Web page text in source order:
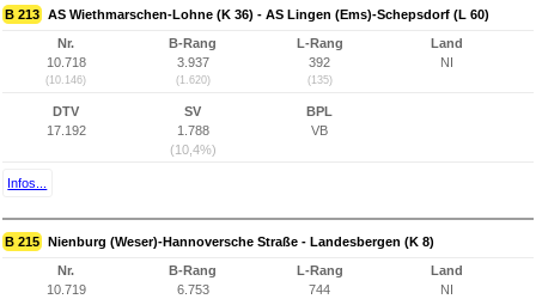
B 213 AS Wiethmarschen-Lohne (K 36) - AS Lingen (Ems)-Schepsdorf (L 60)
Nr.
10.718
(10.146)
B-Rang
3.937
(1.620)
L-Rang
392
(135)
Land
NI
DTV
17.192
SV
1.788
(10,4%)
BPL
VB
Infos...
B 215 Nienburg (Weser)-Hannoversche Straße - Landesbergen (K 8)
Nr.
10.719
B-Rang
6.753
L-Rang
744
Land
NI